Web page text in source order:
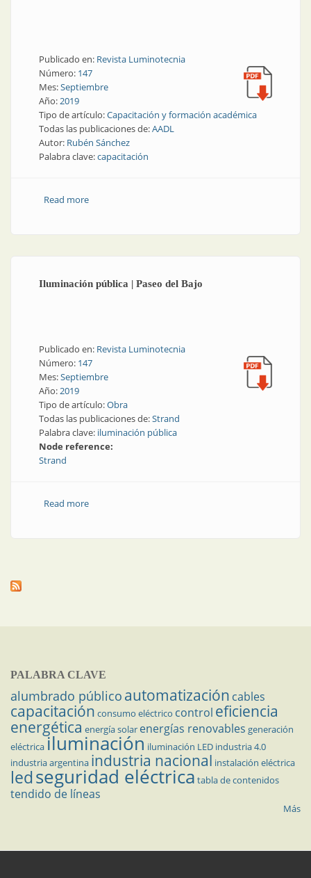
Publicado en: Revista Luminotecnia
Número: 147
Mes:Septiembre
Año:2019
Tipo de artículo:Capacitación y formación académica
Todas las publicaciones de:AADL
Autor: Rubén Sánchez
Palabra clave:capacitación
Read moreabout AADL | Actividades de invierno de la Regional
Iluminación pública | Paseo del Bajo
Publicado en: Revista Luminotecnia
Número: 147
Mes:Septiembre
Año:2019
Tipo de artículo:Obra
Todas las publicaciones de:Strand
Palabra clave: iluminación pública
Node reference:
Strand
Read moreabout Iluminación pública | Paseo del Bajo
PALABRA CLAVE
alumbrado público automatización cables
capacitación consumo eléctrico control eficiencia
energética energía solar energías renovables generación
eléctricailuminación iluminación LED industria 4.0
industria argentina industria nacional instalación eléctrica
ledseguridad eléctrica tabla de contenidos
tendido de líneas
Más